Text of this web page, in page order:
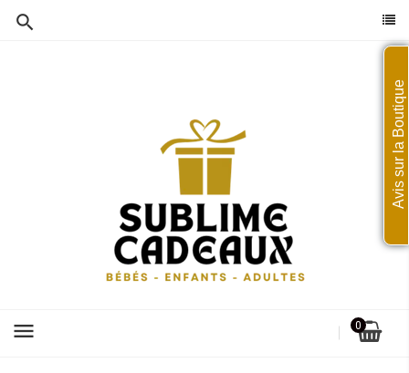
menu 0
Avis sur la Boutique